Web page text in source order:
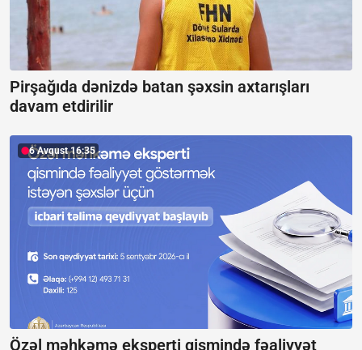
Pirşağıda dənizdə batan şəxsin axtarışları
davam etdirilir
6 Avqust 16:35
Özəl məhkəmə eksperti qismində fəaliyyət